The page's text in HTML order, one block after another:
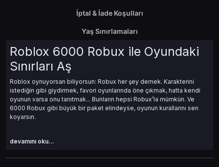
İptal & İade Koşulları
Yaş Sınırlamaları
Roblox 6000 Robux ile Oyundaki
Sınırları Aş
Roblox oynuyorsan biliyorsun: Robux her şey demek. Karakterini
istediğin gibi giydirmek, favori oyunlarında öne çıkmak, hatta kendi
oyunun varsa onu tanıtmak... Bunların hepsi Robux’la mümkün. Ve
6000 Robux gibi büyük bir paket elindeyse, oyunun kurallarını sen
koyarsın.
devamını oku...